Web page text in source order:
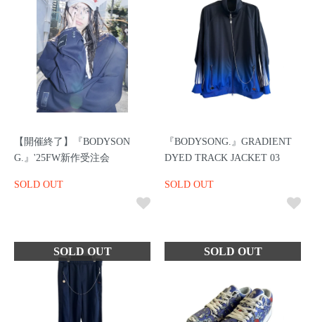
【開催終了】『BODYSON
G.』'25FW新作受注会
SOLD OUT
『BODYSONG.』GRADIENT
DYED TRACK JACKET 03
SOLD OUT